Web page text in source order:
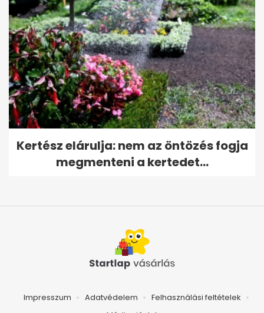
Kertész elárulja: nem az öntözés fogja
megmenteni a kertedet...
Impresszum Adatvédelem
Felhasználási feltételek